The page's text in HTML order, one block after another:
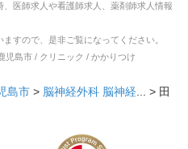
医師求人や看護師求人、薬剤師求人情報
すので、是非ご覧になってください。
児島市 / クリニック / かかりつけ
島市 > 脳神経外科 脳神経... > 田